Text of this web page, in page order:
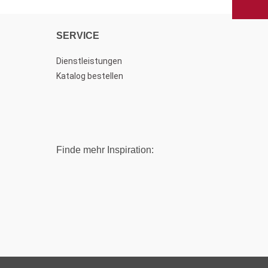
SERVICE
Dienstleistungen
Katalog bestellen
Finde mehr Inspiration: